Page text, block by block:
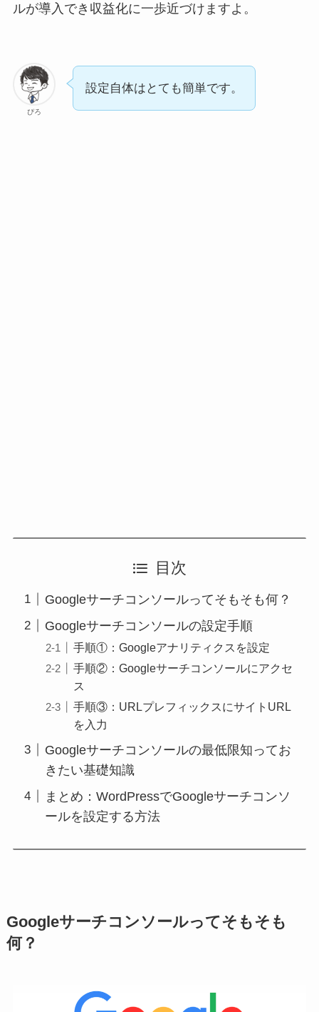
ルが導入でき収益化に一歩近づけますよ。
ぴろ
設定自体はとても簡単です。
目次
Googleサーチコンソールってそもそも何？
Googleサーチコンソールの設定手順
手順①：Googleアナリティクスを設定
手順②：Googleサーチコンソールにアクセ
ス
手順③：URLプレフィックスにサイトURL
を入力
Googleサーチコンソールの最低限知ってお
きたい基礎知識
まとめ：WordPressでGoogleサーチコンソ
ールを設定する方法
Googleサーチコンソールってそもそも
何？